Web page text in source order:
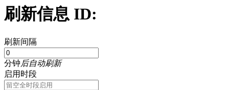
刷新信息 ID:
刷新间隔
分钟后自动刷新
启用时段